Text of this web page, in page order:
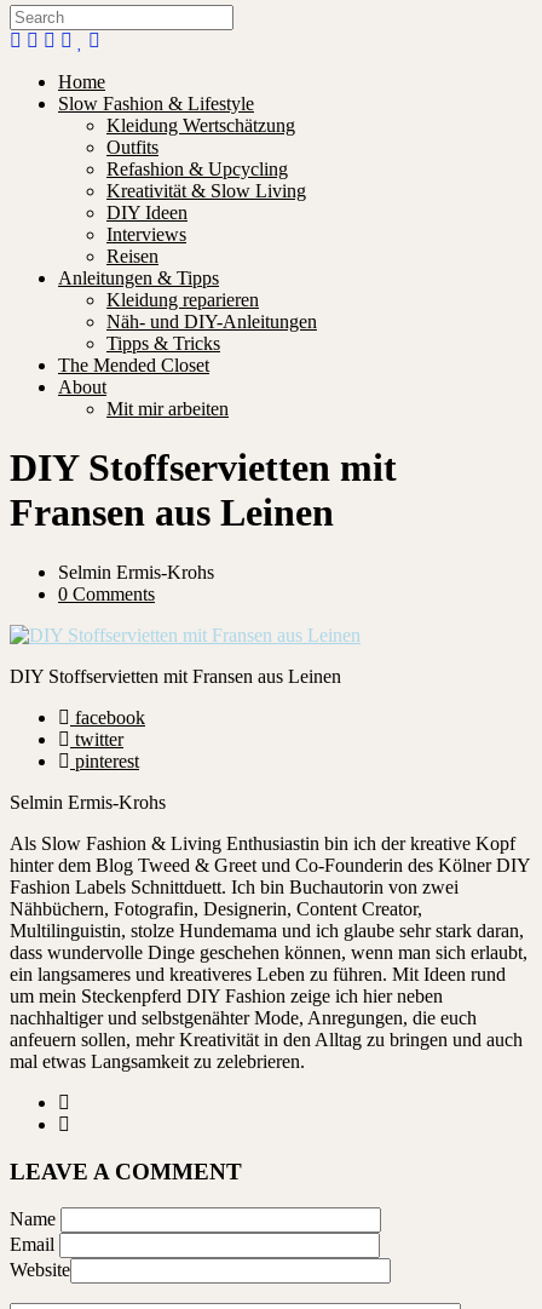
Home
Slow Fashion & Lifestyle
Kleidung Wertschätzung
Outfits
Refashion & Upcycling
Kreativität & Slow Living
DIY Ideen
Interviews
Reisen
Anleitungen & Tipps
Kleidung reparieren
Näh- und DIY-Anleitungen
Tipps & Tricks
The Mended Closet
About
Mit mir arbeiten
DIY Stoffservietten mit
Fransen aus Leinen
Selmin Ermis-Krohs
0 Comments
DIY Stoffservietten mit Fransen aus Leinen
facebook
twitter
pinterest
Selmin Ermis-Krohs
Als Slow Fashion & Living Enthusiastin bin ich der kreative Kopf
hinter dem Blog Tweed & Greet und Co-Founderin des Kölner DIY
Fashion Labels Schnittduett. Ich bin Buchautorin von zwei
Nähbüchern, Fotografin, Designerin, Content Creator,
Multilinguistin, stolze Hundemama und ich glaube sehr stark daran,
dass wundervolle Dinge geschehen können, wenn man sich erlaubt,
ein langsameres und kreativeres Leben zu führen. Mit Ideen rund
um mein Steckenpferd DIY Fashion zeige ich hier neben
nachhaltiger und selbstgenähter Mode, Anregungen, die euch
anfeuern sollen, mehr Kreativität in den Alltag zu bringen und auch
mal etwas Langsamkeit zu zelebrieren.
LEAVE A COMMENT
Name
Email
Website